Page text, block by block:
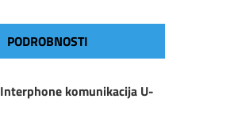
PODROBNOSTI
Interphone komunikacija U-